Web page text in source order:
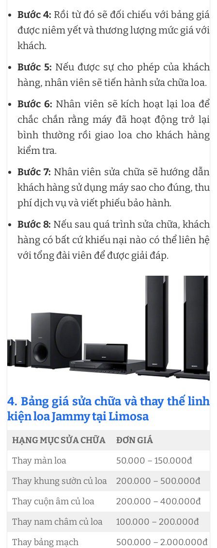
Bước 4: Rồi từ đó sẽ đối chiếu với bảng giá
được niêm yết và thương lượng mức giá với
khách.
Bước 5: Nếu được sự cho phép của khách
hàng, nhân viên sẽ tiến hành sửa chữa loa.
Bước 6: Nhân viên sẽ kích hoạt lại loa để
chắc chắn rằng máy đã hoạt động trở lại
bình thường rồi giao loa cho khách hàng
kiểm tra.
Bước 7: Nhân viên sửa chữa sẽ hướng dẫn
khách hàng sử dụng máy sao cho đúng, thu
phí dịch vụ và viết phiếu bảo hành.
Bước 8: Nếu sau quá trình sửa chữa, khách
hàng có bất cứ khiếu nại nào có thể liên hệ
với tổng đài viên để được giải đáp.
4. Bảng giá sửa chữa và thay thế linh
kiện loa Jammy tại Limosa
HẠNG MỤC SỬA CHỮA
ĐƠN GIÁ
Thay màn loa
50.000 – 150.000đ
Thay khung sườn củ loa
200.000 – 500.000đ
Thay cuộn âm củ loa
200.000 – 400.000đ
Thay nam châm củ loa
100.000 – 200.000đ
Thay bảng mạch
500.000 – 2.000.000đ